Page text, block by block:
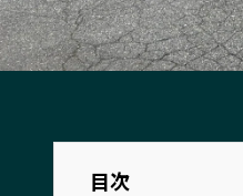
MILCプロジェクト
Localist
Sporkle
目次